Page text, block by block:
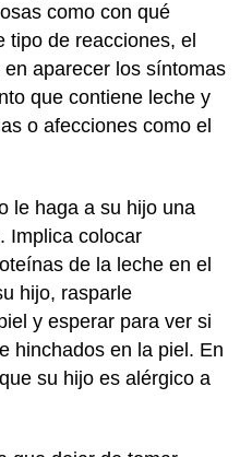
como con qué
tipo de reacciones, el
aparecer los síntomas
que contiene leche y
o afecciones como el
le haga a su hijo una
Implica colocar
de la leche en el
hijo, rasparle
y esperar para ver si
hinchados en la piel. En
su hijo es alérgico a